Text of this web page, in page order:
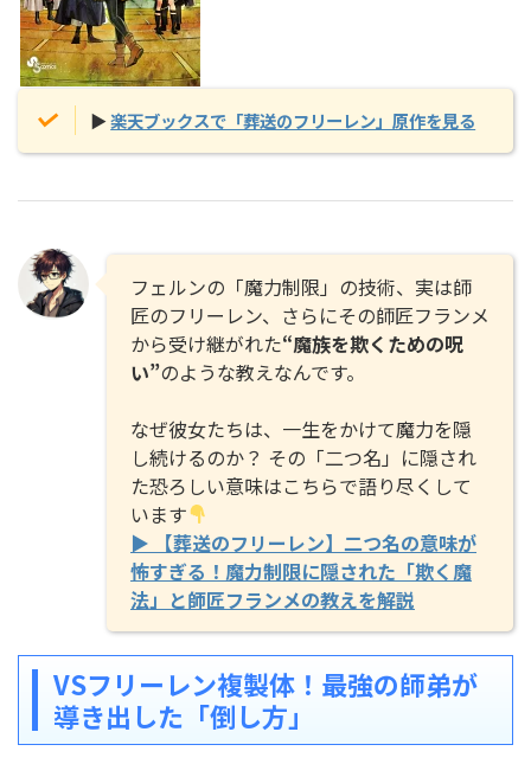
▶楽天ブックスで「葬送のフリーレン」原作を見る
フェルンの「魔力制限」の技術、実は師
匠のフリーレン、さらにその師匠フランメ
から受け継がれた“魔族を欺くための呪
い”のような教えなんです。
なぜ彼女たちは、一生をかけて魔力を隠
し続けるのか？ その「二つ名」に隠され
た恐ろしい意味はこちらで語り尽くして
います
▶ 【葬送のフリーレン】二つ名の意味が
怖すぎる！魔力制限に隠された「欺く魔
法」と師匠フランメの教えを解説
VSフリーレン複製体！最強の師弟が
導き出した「倒し方」